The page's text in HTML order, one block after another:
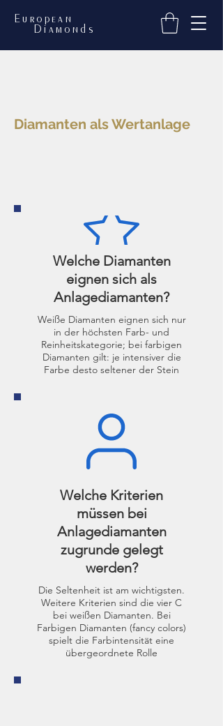
European
Diamonds
Diamanten als Wertanlage
Welche Diamanten
eignen sich als
Anlagediamanten?
Weiße Diamanten eignen sich nur
in der höchsten Farb- und
Reinheitskategorie; bei farbigen
Diamanten gilt: je intensiver die
Farbe desto seltener der Stein
Welche Kriterien
müssen bei
Anlagediamanten
zugrunde gelegt
werden?
Die Seltenheit ist am wichtigsten.
Weitere Kriterien sind die vier C
bei weißen Diamanten. Bei
Farbigen Diamanten (fancy colors)
spielt die Farbintensität eine
übergeordnete Rolle